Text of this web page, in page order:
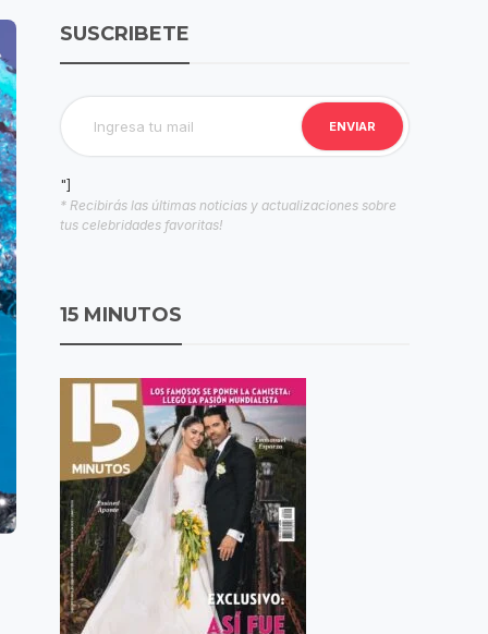
SUSCRIBETE
"]
* Recibirás las últimas noticias y actualizaciones sobre
tus celebridades favoritas!
15 MINUTOS